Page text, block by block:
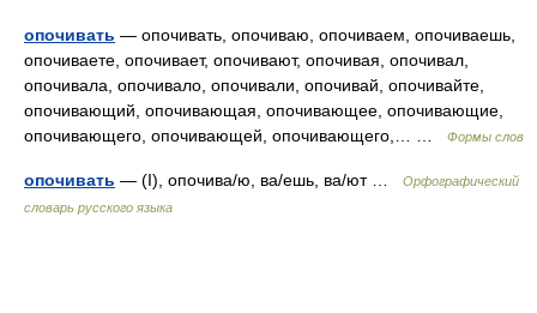
опочивать — опочивать, опочиваю, опочиваем, опочиваешь,
опочиваете, опочивает, опочивают, опочивая, опочивал,
опочивала, опочивало, опочивали, опочивай, опочивайте,
опочивающий, опочивающая, опочивающее, опочивающие,
опочивающего, опочивающей, опочивающего,… …
Формы слов
опочивать — (I), опочива/ю, ва/ешь, ва/ют …
Орфографический
словарь русского языка